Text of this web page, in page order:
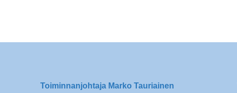
Toiminnanjohtaja Marko Tauriainen